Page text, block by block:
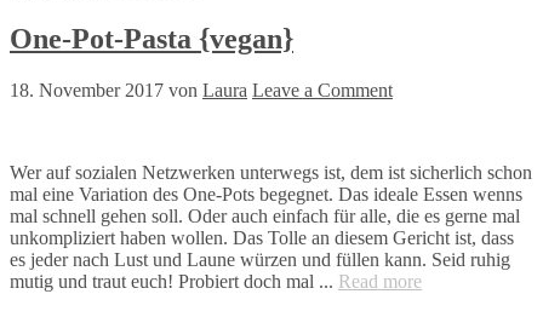
One-Pot-Pasta {vegan}
18. November 2017 von Laura Leave a Comment
Wer auf sozialen Netzwerken unterwegs ist, dem ist sicherlich schon
mal eine Variation des One-Pots begegnet. Das ideale Essen wenns
mal schnell gehen soll. Oder auch einfach für alle, die es gerne mal
unkompliziert haben wollen. Das Tolle an diesem Gericht ist, dass
es jeder nach Lust und Laune würzen und füllen kann. Seid ruhig
mutig und traut euch! Probiert doch mal ... Read more